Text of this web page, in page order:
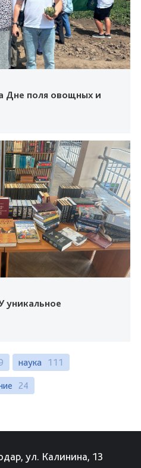
Дне поля овощных и
уникальное
наука 111
24
ул. Калинина, 13